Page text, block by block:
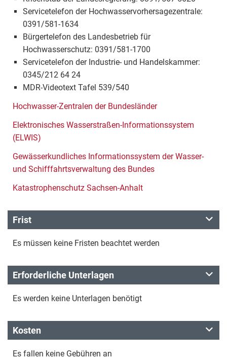
Servicetelefon der Hochwasservorhersagezentrale:
0391/581-1634
Bürgertelefon des Landesbetrieb für
Hochwasserschutz: 0391/581-1700
Servicetelefon der Industrie- und Handelskammer:
0345/212 64 24
MDR-Videotext Tafel 539/540
Hochwasser-Zentralen der Bundesländer
Elektronisches Wasserstraßen-Informationssystem
(ELWIS)
Gewässerkundliches Informationssystem der Wasser-
und Schifffahrtsverwaltung des Bundes
Katastrophenschutz Sachsen-Anhalt
Frist
Es müssen keine Fristen beachtet werden
Erforderliche Unterlagen
Es werden keine Unterlagen benötigt
Kosten
Es fallen keine Gebühren an